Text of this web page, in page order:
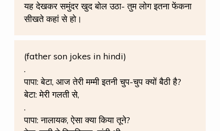
यह देखकर समुंदर खुद बोल उठा- तुम लोग इतना फेंकना
सीखते कहां से हो।
(father son jokes in hindi)
.
पापा: बेटा, आज तेरी मम्मी इतनी चुप-चुप क्यों बैठी है?
बेटा: मेरी गलती से,
.
पापा: नालायक, ऐसा क्या किया तूने?